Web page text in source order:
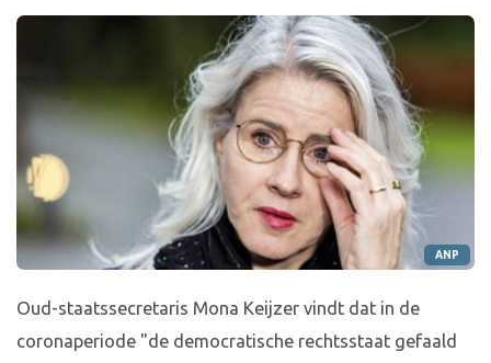
ANP
Oud-staatssecretaris Mona Keijzer vindt dat in de
coronaperiode "de democratische rechtsstaat gefaald